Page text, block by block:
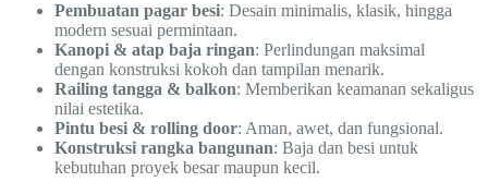
Pembuatan pagar besi: Desain minimalis, klasik, hingga
modern sesuai permintaan.
Kanopi & atap baja ringan: Perlindungan maksimal
dengan konstruksi kokoh dan tampilan menarik.
Railing tangga & balkon: Memberikan keamanan sekaligus
nilai estetika.
Pintu besi & rolling door: Aman, awet, dan fungsional.
Konstruksi rangka bangunan: Baja dan besi untuk
kebutuhan proyek besar maupun kecil.